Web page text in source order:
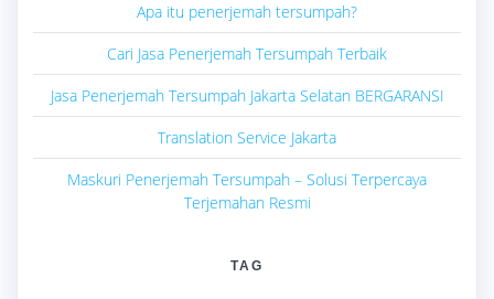
Apa itu penerjemah tersumpah?
Cari Jasa Penerjemah Tersumpah Terbaik
Jasa Penerjemah Tersumpah Jakarta Selatan BERGARANSI
Translation Service Jakarta
Maskuri Penerjemah Tersumpah – Solusi Terpercaya
Terjemahan Resmi
TAG